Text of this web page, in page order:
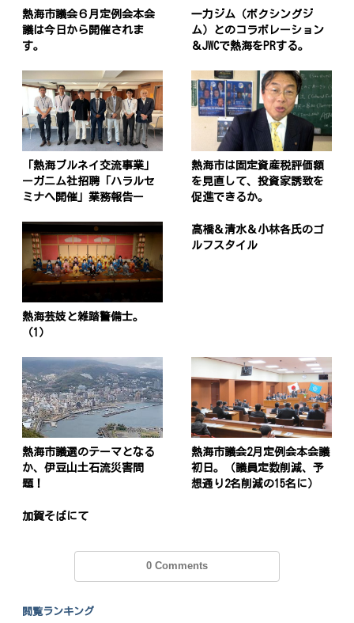
熱海市議会６月定例会本会
議は今日から開催されま
す。
一力ジム（ボクシングジ
ム）とのコラボレーション
＆JWCで熱海をPRする。
「熱海ブルネイ交流事業」
ーガニム社招聘「ハラルセ
ミナへ開催」業務報告ー
熱海市は固定資産税評価額
を見直して、投資家誘致を
促進できるか。
熱海芸妓と雑踏警備士。
（1）
高橋＆清水＆小林各氏のゴ
ルフスタイル
熱海市議選のテーマとなる
か、伊豆山土石流災害問
題！
熱海市議会2月定例会本会議
初日。（議員定数削減、予
想通り2名削減の15名に）
加賀そばにて
0 Comments
閲覧ランキング